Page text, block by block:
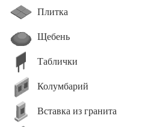
Плитка
Щебень
Таблички
Колумбарий
Вставка из гранита